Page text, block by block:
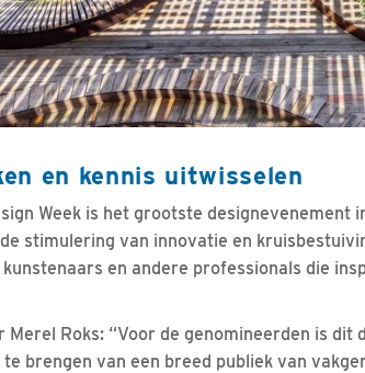
en kennis uitwisselen
Week is het grootste
stimulering van innovatie en
en andere professionals die
Merel Roks: “Voor de genomineerden is
te brengen van een breed publiek van